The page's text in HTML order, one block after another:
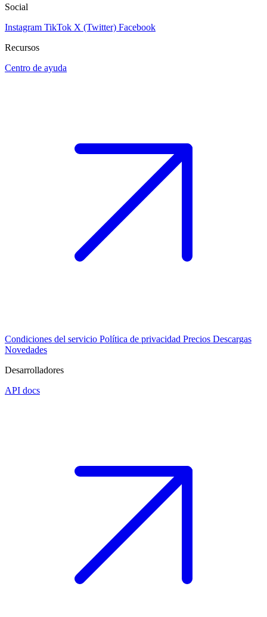
Social
Instagram TikTok X (Twitter) Facebook
Recursos
Centro de ayuda
Condiciones del servicio Política de privacidad Precios Descargas
Novedades
Desarrolladores
API docs